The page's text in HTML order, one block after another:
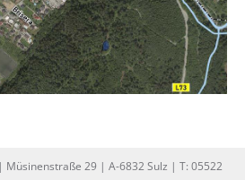
29 | A-6832 Sulz | T: 05522